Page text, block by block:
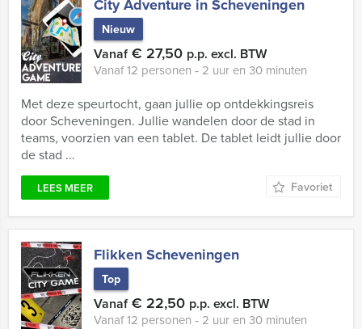
City Adventure in Scheveningen
Nieuw
Vanaf€ 27,50 p.p. excl. BTW
Vanaf 12 personen ‐ 2 uur en 30 minuten
Met deze speurtocht, gaan jullie op ontdekkingsreis
door Scheveningen. Jullie wandelen door de stad in
teams, voorzien van een tablet. De tablet leidt jullie door
de stad ...
LEES MEER Favoriet
Flikken Scheveningen
Top
Vanaf€ 22,50 p.p. excl. BTW
Vanaf 12 personen ‐ 2 uur en 30 minuten